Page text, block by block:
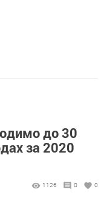
до 30
за 2020
1126 0 0